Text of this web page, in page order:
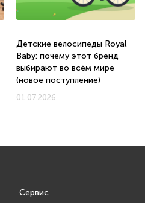
Детские велосипеды Royal
Baby: почему этот бренд
выбирают во всём мире
(новое поступление)
01.07.2026
Сервис